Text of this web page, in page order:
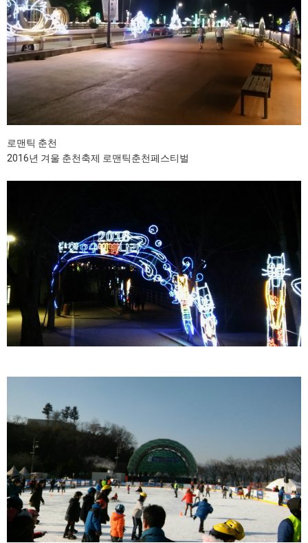
로맨틱 춘천
2016년 겨울 춘천축제 로맨틱춘천페스티벌